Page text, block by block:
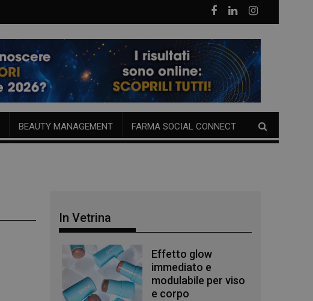
BEAUTY MANAGEMENT FARMA SOCIAL CONNECT
In Vetrina
Effetto glow
immediato e
modulabile per viso
e corpo